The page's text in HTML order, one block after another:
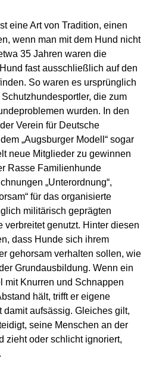
eine Art von Tradition, einen
wenn man mit dem Hund nicht
35 Jahren waren die
fast ausschließlich auf den
So waren es ursprünglich
die zum
wurden. In den
Verein für Deutsche
„Augsburger Modell“ sogar
neue Mitglieder zu gewinnen
Rasse Familienhunde
„Unterordnung“,
für das organisierte
militärisch geprägten
verbreitet genutzt. Hinter diesen
dass Hunde sich ihrem
gehorsam verhalten sollen, wie
Grundausbildung. Wenn ein
mit Knurren und Schnappen
hält, trifft er eigene
damit aufsässig. Gleiches gilt,
seine Menschen an der
zieht oder schlicht ignoriert,